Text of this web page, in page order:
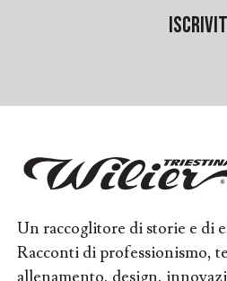
Un raccoglitore di storie e di
Racconti di professionismo,
allenamento, design,